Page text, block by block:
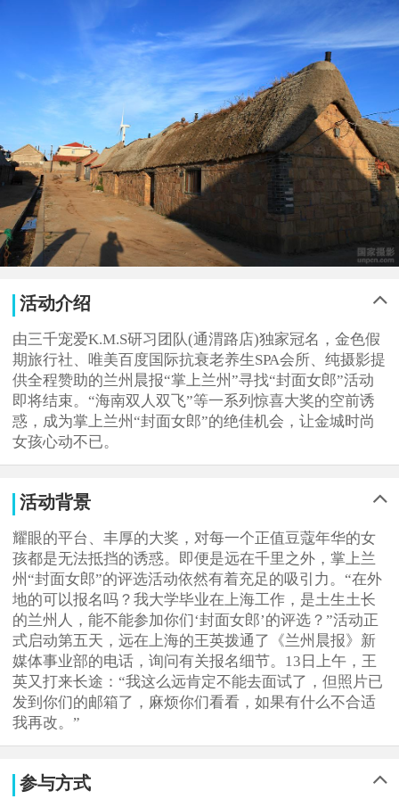
活动介绍
由三千宠爱K.M.S研习团队(通渭路店)独家冠名，金色假
期旅行社、唯美百度国际抗衰老养生SPA会所、纯摄影提
供全程赞助的兰州晨报“掌上兰州”寻找“封面女郎”活动
即将结束。“海南双人双飞”等一系列惊喜大奖的空前诱
惑，成为掌上兰州“封面女郎”的绝佳机会，让金城时尚
女孩心动不已。
活动背景
耀眼的平台、丰厚的大奖，对每一个正值豆蔻年华的女
孩都是无法抵挡的诱惑。即便是远在千里之外，掌上兰
州“封面女郎”的评选活动依然有着充足的吸引力。“在外
地的可以报名吗？我大学毕业在上海工作，是土生土长
的兰州人，能不能参加你们‘封面女郎’的评选？”活动正
式启动第五天，远在上海的王英拨通了《兰州晨报》新
媒体事业部的电话，询问有关报名细节。13日上午，王
英又打来长途：“我这么远肯定不能去面试了，但照片已
发到你们的邮箱了，麻烦你们看看，如果有什么不合适
我再改。”
参与方式